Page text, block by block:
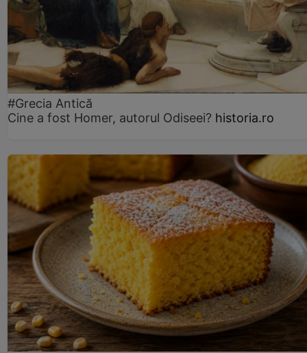
#Grecia Antică
Cine a fost Homer, autorul Odiseei? historia.ro